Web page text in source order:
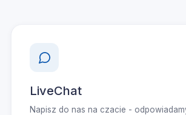
LiveChat
Napisz do nas na czacie -